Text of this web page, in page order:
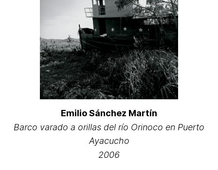
Emilio Sánchez Martín
Barco varado a orillas del río Orinoco en Puerto
Ayacucho
2006